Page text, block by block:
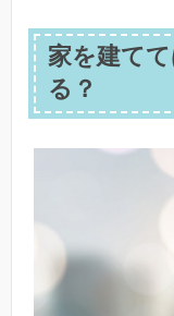
家を建て
る？